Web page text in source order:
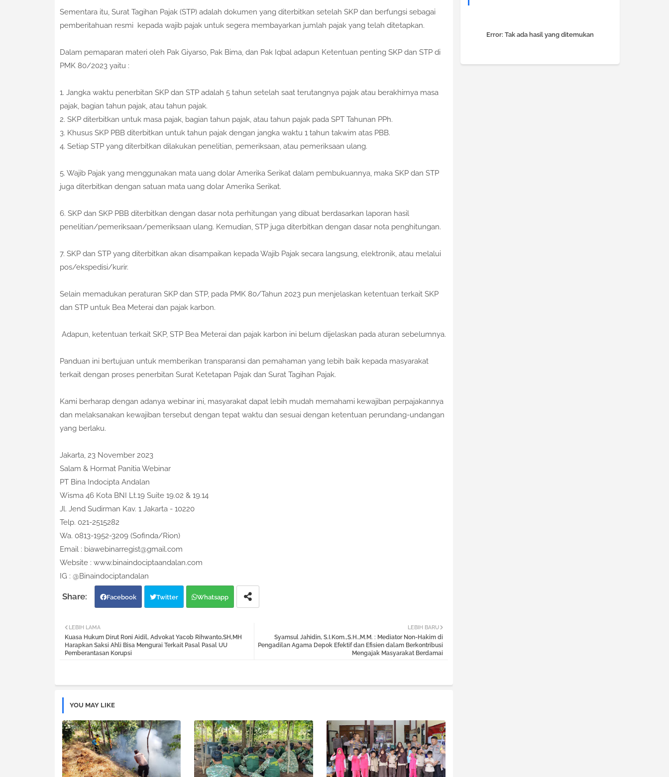
Sementara itu, Surat Tagihan Pajak (STP) adalah dokumen yang diterbitkan setelah SKP dan berfungsi sebagai
pemberitahuan resmi kepada wajib pajak untuk segera membayarkan jumlah pajak yang telah ditetapkan.
Dalam pemaparan materi oleh Pak Giyarso, Pak Bima, dan Pak Iqbal adapun Ketentuan penting SKP dan STP di
PMK 80/2023 yaitu :
1. Jangka waktu penerbitan SKP dan STP adalah 5 tahun setelah saat terutangnya pajak atau berakhirnya masa
pajak, bagian tahun pajak, atau tahun pajak.
2. SKP diterbitkan untuk masa pajak, bagian tahun pajak, atau tahun pajak pada SPT Tahunan PPh.
3. Khusus SKP PBB diterbitkan untuk tahun pajak dengan jangka waktu 1 tahun takwim atas PBB.
4. Setiap STP yang diterbitkan dilakukan penelitian, pemeriksaan, atau pemeriksaan ulang.
5. Wajib Pajak yang menggunakan mata uang dolar Amerika Serikat dalam pembukuannya, maka SKP dan STP
juga diterbitkan dengan satuan mata uang dolar Amerika Serikat.
6. SKP dan SKP PBB diterbitkan dengan dasar nota perhitungan yang dibuat berdasarkan laporan hasil
penelitian/pemeriksaan/pemeriksaan ulang. Kemudian, STP juga diterbitkan dengan dasar nota penghitungan.
7. SKP dan STP yang diterbitkan akan disampaikan kepada Wajib Pajak secara langsung, elektronik, atau melalui
pos/ekspedisi/kurir.
Selain memadukan peraturan SKP dan STP, pada PMK 80/Tahun 2023 pun menjelaskan ketentuan terkait SKP
dan STP untuk Bea Meterai dan pajak karbon.
Adapun, ketentuan terkait SKP, STP Bea Meterai dan pajak karbon ini belum dijelaskan pada aturan sebelumnya.
Panduan ini bertujuan untuk memberikan transparansi dan pemahaman yang lebih baik kepada masyarakat
terkait dengan proses penerbitan Surat Ketetapan Pajak dan Surat Tagihan Pajak.
Kami berharap dengan adanya webinar ini, masyarakat dapat lebih mudah memahami kewajiban perpajakannya
dan melaksanakan kewajiban tersebut dengan tepat waktu dan sesuai dengan ketentuan perundang-undangan
yang berlaku.
Jakarta, 23 November 2023
Salam & Hormat Panitia Webinar
PT Bina Indocipta Andalan
Wisma 46 Kota BNI Lt.19 Suite 19.02 & 19.14
Jl. Jend Sudirman Kav. 1 Jakarta - 10220
Telp. 021-2515282
Wa. 0813-1952-3209 (Sofinda/Rion)
Email : biawebinarregist@gmail.com
Website : www.binaindociptaandalan.com
IG : @Binaindociptandalan
Facebook Twitter Whatsapp
LEBIH BARU
Syamsul Jahidin, S.I.Kom.,S.H.,M.M. : Mediator Non-Hakim di
Pengadilan Agama Depok Efektif dan Efisien dalam Berkontribusi
Mengajak Masyarakat Berdamai
LEBIH LAMA
Kuasa Hukum Dirut Roni Aidil, Advokat Yacob Rihwanto,SH,MH
Harapkan Saksi Ahli Bisa Mengurai Terkait Pasal Pasal UU
Pemberantasan Korupsi
YOU MAY LIKE
Error: Tak ada hasil yang ditemukan